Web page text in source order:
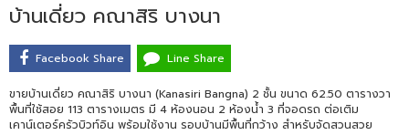
บ้านเดี่ยว คณาสิริ บางนา
Facebook Share Line Share
ขายบ้านเดี่ยว คณาสิริ บางนา (Kanasiri Bangna) 2 ชั้น ขนาด 62.50 ตารางวา
พื้นที่ใช้สอย 113 ตารางเมตร มี 4 ห้องนอน 2 ห้องน้ำ 3 ที่จอดรถ ต่อเติม
เคาน์เตอร์ครัวบิวท์อิน พร้อมใช้งาน รอบบ้านมีพื้นที่กว้าง สำหรับจัดสวนสวย